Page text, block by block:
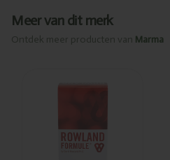
Meer van dit merk
Ontdek meer producten van Marma
Toegevoegd
PL1113/6